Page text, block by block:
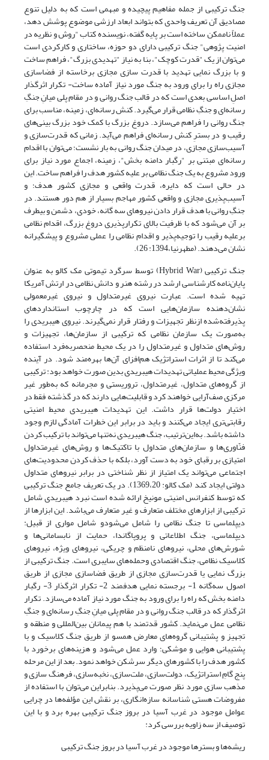
جنگ ترکیبی از جمله مفاهیم پیچیده و مبهمی است که به دلیل تنوع
مصادیق آن تعریف واحدی که بتواند ابعاد ارزشی موضوع پوشش دهد،
عملاً ناممکن ساخته است بر پایه گفته، نویسنده کتاب "روش و نظریه در
امنیت پژوهی" جنگ ترکیبی دارای دو حوزه، ساختاری و کارکردی است
می‌توان از یک "قدرت کوچک"، بنا به نیاز "تهدیدی بزرگ"، فراهم ساخت
و با بزرگ نمایی تهدید با قدرت سازی مجازی برخاسته از فضاسازی
مجازی راه را برای ورود به جنگ مورد نیاز آماده ساخت- تکرار اثرگذار
اصلِ اساسی بعدی است که در قالب جنگ روانی و در مقام پلی میانِ جنگِ
رسانه‌ای و جنگِ نظامی قرار می‌گیرد. کنش رسانه‌ای، زمینه، مناسب برای
جنگ روانی را فراهم می‌سازد. دروغ بزرگ با کمک خود بزرگ بینی‌های
رقیب و در بسترِ کنش رسانه‌ای فراهم می‌آید. زمانی که قدرت‌سازی و
آسیب‌سازی مجازی، در میدان جنگ روانی به بار نشست؛ می‌توان با اقدام
رسانه‌ای مبتنی بر "رگبار دامنه بخش"، زمینه، اجماع مورد نیاز برای
ورود مشروع به یک جنگ نظامی بر علیه کشور هدف را فراهم ساخت. این
در حالی است که دایره، قدرت واقعی و مجازی کشور هدف؛ و
آسیب‌پذیری مجازی و واقعی کشور مهاجم بسیار از هم دور هستند. در
جنگِ روانی با هدف قرار دادن نیروهای سه گانه، خودی، دشمن و بیطرف
بر آن می‌شود که با ظرفیت بالای تکرارپذیری دروغ بزرگ، اقدام نظامی
برعلیه رقیب را توجیه‌پذیر و اقدام نظامی را عملی مشروع و پیشگیرانه
نشان می‌دهند. (مطهرنیا،1394: 26).
جنگ ترکیبی (Hybrid War) توسط سرگرد تیموتی مک کالو به عنوان
پایان‌نامه کارشناسی ارشد در رشته هنر و دانش نظامی در ارتش آمریکا
تهیه شده است. عبارت نیروی غیرمتداول و نیروی غیرمعمولی
نشان‌دهنده سازمان‌هایی است که در چارچوب استانداردهای
پذیرفته‌شده ازنظر تجهیزات و رفتار قرار نمی‌گیرند. نیروی هیبریدی را
به‌صورت یک سازمان نظامی که ترکیبی از سازمان‌ها، تجهیزات و
روش‌های متداول و غیرمتداول را در یک محیط منحصربه‌فرد استفاده
می‌کند تا از اثرات استراتژیک هم‌افزای آن‌ها بهره‌مند شود. در آینده
ویژگی محیط عملیاتی تهدیدات هیبریدی بدین صورت خواهد بود: ترکیبی
از گروه‌های متداول، غیرمتداول، تروریستی و مجرمانه که به‌طور غیر
مرکزی صف‌آرایی خواهند کرد و قابلیت‌هایی دارند که در گذشته فقط در
اختیار دولت‌ها قرار داشت. این تهدیدات هیبریدی محیط امنیتی
رقابتی‌تری ایجاد می‌کنند و باید در برابر این خطرات آمادگی لازم وجود
داشته باشد. به‌این‌ترتیب، جنگ هیبریدی نه‌تنها می‌تواند با ترکیب کردن
فنّاوری‌ها و سازمان‌های متداول با تاکتیک‌ها و روش‌های غیرمتداول
امتیازی بر رقبای خود به دست آورد، بلکه با حذف کردن محدودیت‌های
اجتماعی می‌تواند یک امتیاز از نظر شناختی در برابر نیروهای متداول
دولتی ایجاد کند (مک کالو: 1369،20). در یک تعریف جامع جنگ ترکیبی
که توسط کنفرانس امنیتی مونیخ ارائه شده است نبرد هیبریدی شامل
ترکیبی از ابزارهای مختلف متعارف و غیر متعارف می‌باشد. این ابزارها از
دیپلماسی تا جنگ نظامی را شامل می‌شودو شامل مواری از قبیل:
دیپلماسی، جنگ اطلاعاتی و پروپاگاندا، حمایت از نابسامانی‌ها و
شورش‌های محلی، نیروهای نامنظم و چریکی، نیروهای ویژه، نیروهای
کلاسیک نظامی، جنگ اقتصادی وحمله‌های سایبری است. جنگ ترکیبی از
بزرگ نمایی یا قدرت‌سازی مجازی از طریق فضاسازی مجازی از طریق
اصول سه‌گانه 1- برجسته نمایی هدفمند 2- تکرار اثرگذار 3- رگبار
دامنه بخش که راه را برای ورود به جنگ مورد نیاز آماده می‌سازد. تکرار
اثرگذار که در قالب جنگ روانی و در مقام پلی میانِ جنگِ رسانه‌ای و جنگِ
نظامی عمل می‌نماید. کشور قدتمند با هم پیمانان بین‌المللی و منطقه و
تجهیز و پشتیبانی گروه‌های معارض همسو از طریق جنگ کلاسیک و با
پشتیبانی هوایی و موشکی؛ وارد عمل می‌شود و هزینه‌های برخورد با
کشور هدف را با کشورهای دیگر سرشکن خواهد نمود. بعد از این مرحله
پنج گامِ استراتژیک، دولت‌سازی، ملت‌سازی، نخبه‌سازی، فرهنگ سازی و
مذهب سازی مورد نظر صورت می‌پذیرد. بنابراین می‌توان با استفاده از
مفروضات هستی شناسانه سازه‌انگاری، بر نقش این مؤلفه‌ها در چرایی
عوامل موجود در غرب آسیا در بروز جنگ ترکیبی بهره برد و با این
توصیف از سه زاویه بررسی کرد:
ریشه‌ها و بسترها موجود در غرب آسیا در بروز جنگ ترکیبی